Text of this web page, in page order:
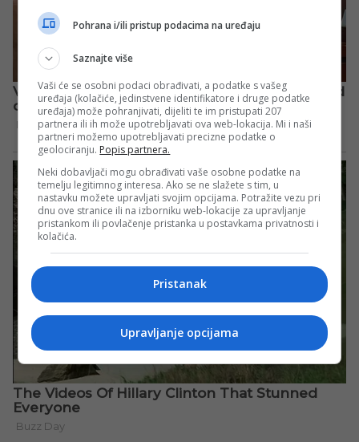
Pohrana i/ili pristup podacima na uređaju
Saznajte više
Vaši će se osobni podaci obrađivati, a podatke s vašeg
uređaja (kolačiće, jedinstvene identifikatore i druge podatke
uređaja) može pohranjivati, dijeliti te im pristupati 207
partnera ili ih može upotrebljavati ova web-lokacija. Mi i naši
partneri možemo upotrebljavati precizne podatke o
geolociranju. Popis partnera.
Neki dobavljači mogu obrađivati vaše osobne podatke na
temelju legitimnog interesa. Ako se ne slažete s tim, u
nastavku možete upravljati svojim opcijama. Potražite vezu pri
dnu ove stranice ili na izborniku web-lokacije za upravljanje
pristankom ili povlačenje pristanka u postavkama privatnosti i
kolačića.
Pristanak
Upravljanje opcijama